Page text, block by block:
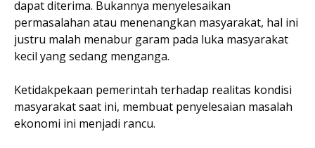
dapat diterima. Bukannya menyelesaikan
permasalahan atau menenangkan masyarakat, hal ini
justru malah menabur garam pada luka masyarakat
kecil yang sedang menganga.
Ketidakpekaan pemerintah terhadap realitas kondisi
masyarakat saat ini, membuat penyelesaian masalah
ekonomi ini menjadi rancu.